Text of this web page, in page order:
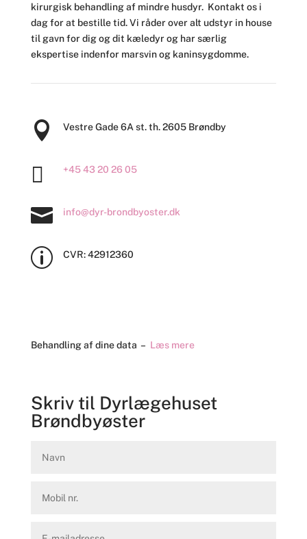
kirurgisk behandling af mindre husdyr. Kontakt os i
dag for at bestille tid. Vi råder over alt udstyr in house
til gavn for dig og dit kæledyr og har særlig
ekspertise indenfor marsvin og kaninsygdomme.
 Vestre Gade6A st. th. 2605 Brøndby
 +45 43 20 26 05
 info@dyr-brondbyoster.dk
p CVR:42912360
Behandling af dine data – Læs mere
Skriv til Dyrlægehuset
Brøndbyøster